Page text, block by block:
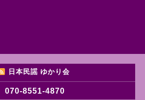
日本民謡 ゆかり会
070-8551-4870